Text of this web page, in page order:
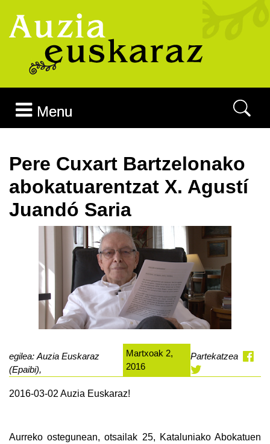
Menu
Pere Cuxart Bartzelonako
abokatuarentzat X. Agustí
Juandó Saria
egilea: Auzia Euskaraz
(Epaibi),
Martxoak 2,
2016
Partekatzea
2016-03-02 Auzia Euskaraz!
Aurreko ostegunean, otsailak 25, Kataluniako Abokatuen